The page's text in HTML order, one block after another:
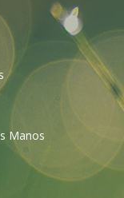
Manos